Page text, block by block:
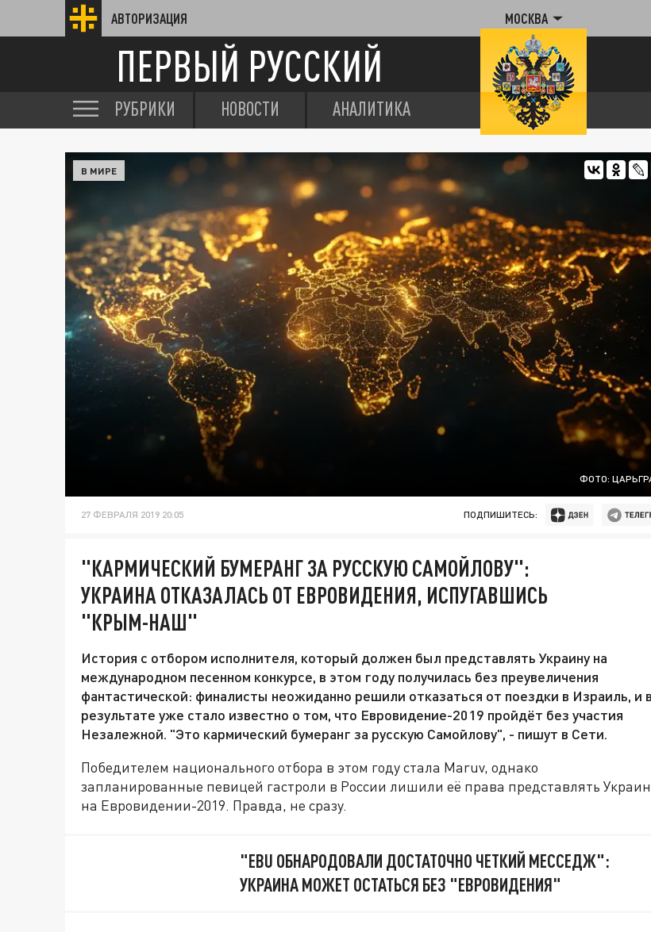
АВТОРИЗАЦИЯ МОСКВА
ПЕРВЫЙ РУССКИЙ
РУБРИКИ НОВОСТИ АНАЛИТИКА
ФОТО:
В МИРЕ
27 ФЕВРАЛЯ 2019 20:05 ПОДПИШИТЕСЬ:
"КАРМИЧЕСКИЙ БУМЕРАНГ ЗА РУССКУЮ САМОЙЛОВУ":
УКРАИНА ОТКАЗАЛАСЬ ОТ ЕВРОВИДЕНИЯ, ИСПУГАВШИСЬ
"КРЫМ-НАШ"
История с отбором исполнителя, который должен был представлять Украину на
международном песенном конкурсе, в этом году получилась без преувеличения
фантастической: финалисты неожиданно решили отказаться от поездки в Израиль, и в
результате уже стало известно о том, что Евровидение-2019 пройдёт без участия
Незалежной. "Это кармический бумеранг за русскую Самойлову", - пишут в Сети.
Победителем национального отбора в этом году стала Maruv, однако
запланированные певицей гастроли в России лишили её права представлять
на Евровидении-2019. Правда, не сразу.
"EBU ОБНАРОДОВАЛИ ДОСТАТОЧНО ЧЕТКИЙ МЕССЕДЖ":
УКРАИНА МОЖЕТ ОСТАТЬСЯ БЕЗ "ЕВРОВИДЕНИЯ"